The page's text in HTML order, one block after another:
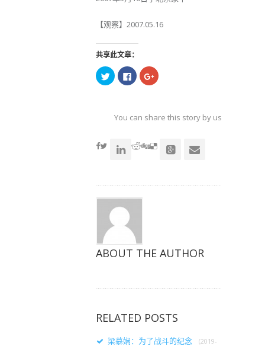
【观察】2007.05.16
共享此文章：
点
击
共
享
窗
口
点
击
共
享
窗
口
点
击
共
享
窗
口
You can share this story by using your
ABOUT THE AUTHOR
RELATED POSTS
梁慕娴：为了战斗的纪念 (2019-